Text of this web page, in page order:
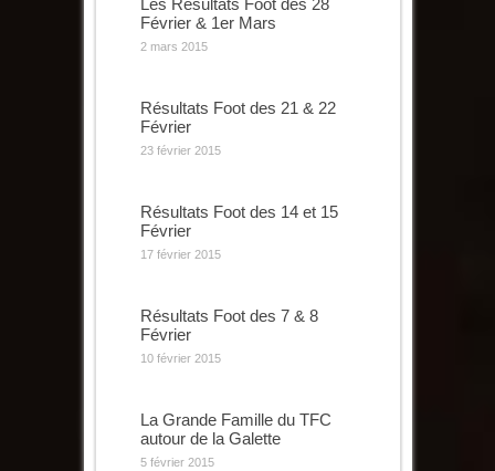
Les Résultats Foot des 28
Février & 1er Mars
2 mars 2015
Résultats Foot des 21 & 22
Février
23 février 2015
Résultats Foot des 14 et 15
Février
17 février 2015
Résultats Foot des 7 & 8
Février
10 février 2015
La Grande Famille du TFC
autour de la Galette
5 février 2015